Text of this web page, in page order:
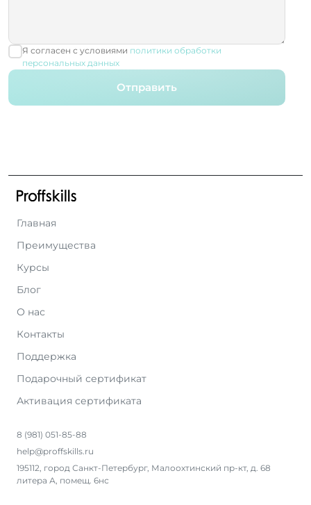
Я согласен с условиями политики обработки
персональных данных
Отправить
Главная
Преимущества
Курсы
Блог
О нас
Контакты
Поддержка
Подарочный сертификат
Активация сертификата
8 (981) 051-85-88
help@proffskills.ru
195112, город Санкт-Петербург, Малоохтинский пр-кт, д. 68
литера А, помещ. 6нс